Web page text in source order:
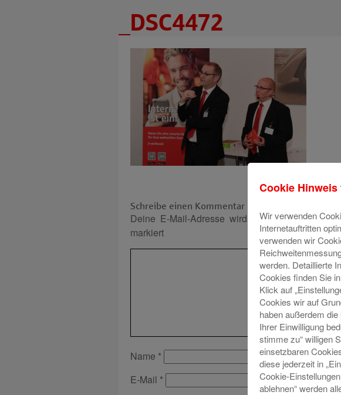
_DSC4472
Schreibe einen Kommentar
Deine E-Mail-Adresse wird nicht veröffentlicht.
markiert
Name *
E-Mail *
Cookie Hinweis
Wir verwenden
Internetauftritten
verwenden wir
werden. Detaillierte
Cookies finden Sie
Klick auf
Cookies wir auf
haben außerdem
Ihrer Einwilligung
stimme zu“ willigen
einsetzbaren
diese jederzeit in
Cookie-
ablehnen“ werden